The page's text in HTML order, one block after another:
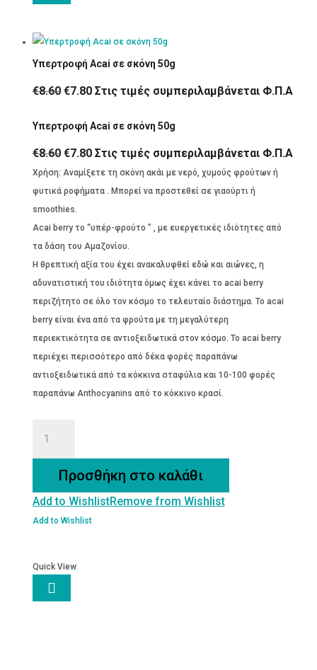
Υπερτροφή Acai σε σκόνη 50g
€8.60 Original
was:
€8.60.
€7.80Η
τιμή
είναι:
€7.80.
Στις τιμές συμπεριλαμβάνεται Φ.Π.Α
Υπερτροφή Acai σε σκόνη 50g
€8.60 Original
price
was:
€8.60.
€7.80Η
τρέχουσα
τιμή
€7.80.
Στις τιμές συμπεριλαμβάνεται Φ.Π.Α
Χρήση: Αναμίξετε τη σκόνη ακάι με νερό, χυμούς φρούτων ή
φυτικά ροφήματα . Μπορεί να προστεθεί σε γιαούρτι ή
smoothies.
Acai berry το “υπέρ-φρούτο ” , με ευεργετικές ιδιότητες από
τα δάση του Αμαζονίου.
Η θρεπτική αξία του έχει ανακαλυφθεί εδώ και αιώνες, η
αδυνατιστική του ιδιότητα όμως έχει κάνει το acai berry
περιζήτητο σε όλο τον κόσμο το τελευταίο διάστημα. Το acai
berry είναι ένα από τα φρούτα με τη μεγαλύτερη
περιεκτικότητα σε αντιοξειδωτικά στον κόσμο. Το acai berry
περιέχει περισσότερο από δέκα φορές παραπάνω
αντιοξειδωτικά από τα κόκκινα σταφύλια και 10-100 φορές
παραπάνω Anthocyanins από το κόκκινο κρασί.
50g
ποσότητα
Προσθήκη στο καλάθι
Add to WishlistRemove from Wishlist
Add to Wishlist
Quick View
